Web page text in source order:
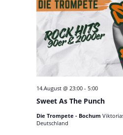
Sweet As The Punch
14.August @ 23:00- 5:00
Die Trompete - Bochum
Deutschland